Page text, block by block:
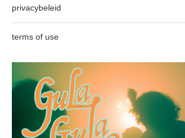
privacybeleid
terms of use